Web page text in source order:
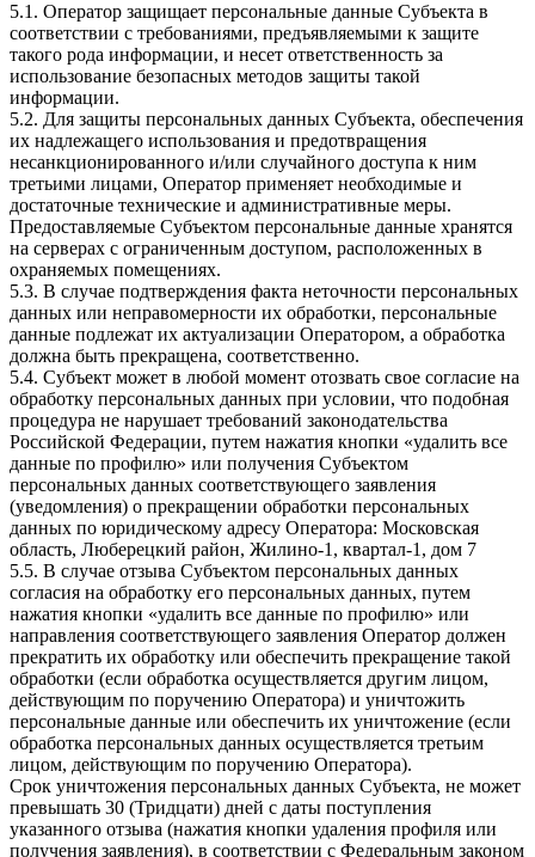
5.1. Оператор защищает персональные данные Субъекта в
соответствии с требованиями, предъявляемыми к защите
такого рода информации, и несет ответственность за
использование безопасных методов защиты такой
информации.
5.2. Для защиты персональных данных Субъекта, обеспечения
их надлежащего использования и предотвращения
несанкционированного и/или случайного доступа к ним
третьими лицами, Оператор применяет необходимые и
достаточные технические и административные меры.
Предоставляемые Субъектом персональные данные хранятся
на серверах с ограниченным доступом, расположенных в
охраняемых помещениях.
5.3. В случае подтверждения факта неточности персональных
данных или неправомерности их обработки, персональные
данные подлежат их актуализации Оператором, а обработка
должна быть прекращена, соответственно.
5.4. Субъект может в любой момент отозвать свое согласие на
обработку персональных данных при условии, что подобная
процедура не нарушает требований законодательства
Российской Федерации, путем нажатия кнопки «удалить все
данные по профилю» или получения Субъектом
персональных данных соответствующего заявления
(уведомления) о прекращении обработки персональных
данных по юридическому адресу Оператора: Московская
область, Люберецкий район, Жилино-1, квартал-1, дом 7
5.5. В случае отзыва Субъектом персональных данных
согласия на обработку его персональных данных, путем
нажатия кнопки «удалить все данные по профилю» или
направления соответствующего заявления Оператор должен
прекратить их обработку или обеспечить прекращение такой
обработки (если обработка осуществляется другим лицом,
действующим по поручению Оператора) и уничтожить
персональные данные или обеспечить их уничтожение (если
обработка персональных данных осуществляется третьим
лицом, действующим по поручению Оператора).
Срок уничтожения персональных данных Субъекта, не может
превышать 30 (Тридцати) дней с даты поступления
указанного отзыва (нажатия кнопки удаления профиля или
получения заявления), в соответствии с Федеральным законом